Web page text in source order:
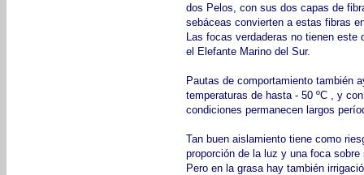
dos Pelos, con sus dos capas de
sebáceas convierten a estas fibras
Las focas verdaderas no tienen
el Elefante Marino del Sur.
Pautas de comportamiento también
temperaturas de hasta - 50 ºC , y
condiciones permanecen largos
Tan buen aislamiento tiene como
proporción de la luz y una foca
Pero en la grasa hay también